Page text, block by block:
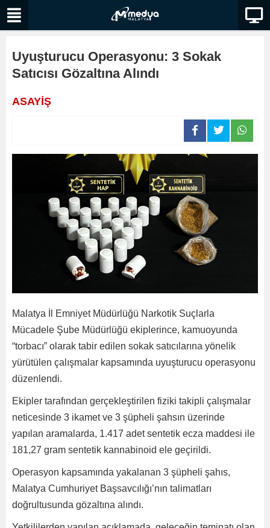
Uyuşturucu Operasyonu: 3 Sokak
Satıcısı Gözaltına Alındı
ASAYİŞ
Malatya İl Emniyet Müdürlüğü Narkotik Suçlarla
Mücadele Şube Müdürlüğü ekiplerince, kamuoyunda
“torbacı” olarak tabir edilen sokak satıcılarına yönelik
yürütülen çalışmalar kapsamında uyuşturucu operasyonu
düzenlendi.
Ekipler tarafından gerçekleştirilen fiziki takipli çalışmalar
neticesinde 3 ikamet ve 3 şüpheli şahsın üzerinde
yapılan aramalarda, 1.417 adet sentetik ecza maddesi ile
181,27 gram sentetik kannabinoid ele geçirildi.
Operasyon kapsamında yakalanan 3 şüpheli şahıs,
Malatya Cumhuriyet Başsavcılığı’nın talimatları
doğrultusunda gözaltına alındı.